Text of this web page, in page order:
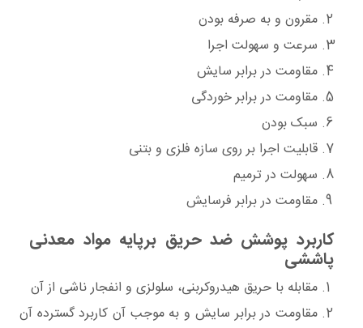
مقرون و به صرفه بودن
سرعت و سهولت اجرا
مقاومت در برابر سایش
مقاومت در برابر خوردگی
سبک بودن
قابلیت اجرا بر روی سازه فلزی و بتنی
سهولت در ترمیم
مقاومت در برابر فرسایش
کاربرد پوشش ضد حریق برپایه مواد معدنی
پاششی
مقابله با حریق هیدروکربنی، سلولزی و انفجار ناشی از آن
مقاومت در برابر سایش و به موجب آن کاربرد گسترده آن